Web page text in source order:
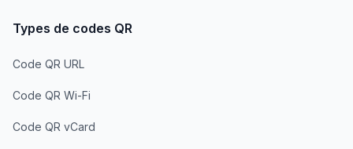
Types de codes QR
Code QR URL
Code QR Wi-Fi
Code QR vCard